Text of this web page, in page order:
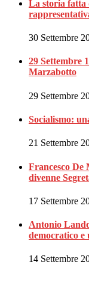
La storia fatta
30 Settembre
29 Settembre
Marzabotto
29 Settembre
Socialismo:
21 Settembre
Francesco De
divenne
17 Settembre
Antonio
democratico
14 Settembre